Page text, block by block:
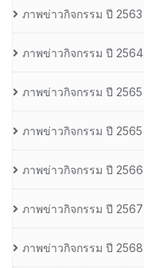
ภาพข่าวกิจกรรม ปี 2563
ภาพข่าวกิจกรรม ปี 2564
ภาพข่าวกิจกรรม ปี 2565
ภาพข่าวกิจกรรม ปี 2565
ภาพข่าวกิจกรรม ปี 2566
ภาพข่าวกิจกรรม ปี 2567
ภาพข่าวกิจกรรม ปี 2568